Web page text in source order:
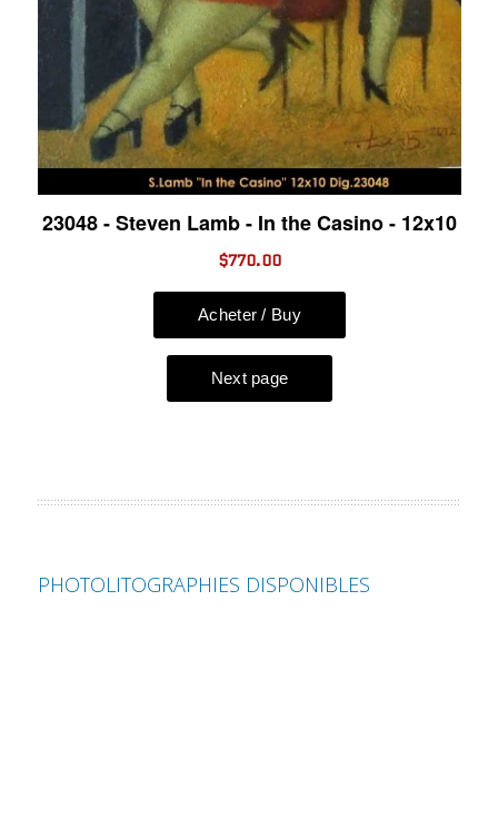
PHOTOLITOGRAPHIES DISPONIBLES